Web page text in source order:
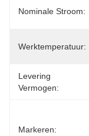
Nominale Stroom:
Werktemperatuur:
Levering
Vermogen:
Markeren: